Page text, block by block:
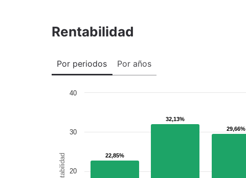
Rentabilidad
Por periodos Por años
22,85%
22,85%
32,13%
32,13%
29,66%
29,66%
20
30
40